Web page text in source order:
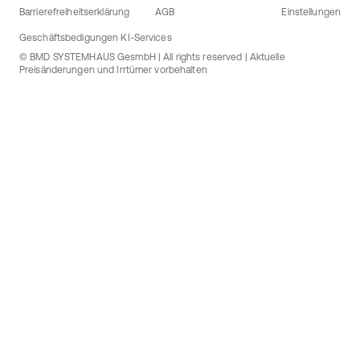
Barrierefreiheitserklärung AGB
Geschäftsbedigungen KI-Services
Einstellungen
© BMD SYSTEMHAUS GesmbH | All rights reserved | Aktuelle
Preisänderungen und Irrtümer vorbehalten